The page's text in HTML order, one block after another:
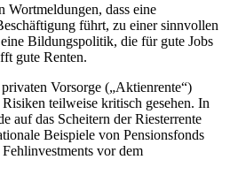
dass eine
führt, zu einer sinnvollen
Bildungspolitik, die für gute Jobs
gute Renten.
Vorsorge („Aktienrente“)
teilweise kritisch gesehen. In
auf das Scheitern der Riesterrente
Beispiele von Pensionsfonds
vor dem